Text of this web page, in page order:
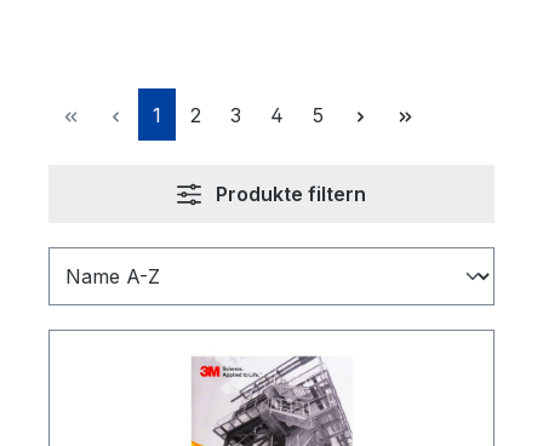
Seite
1 Seite
2 Seite
3 Seite
4 Seite
5
Produkte filtern